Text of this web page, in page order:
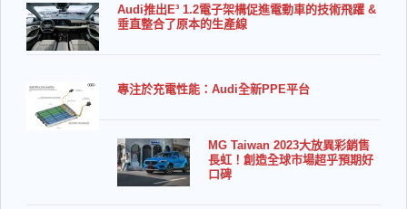
Audi推出E³ 1.2電子架構促進電動車的技術飛躍 &
垂直整合了原本的生產線
專注於充電性能：Audi全新PPE平台
MG Taiwan 2023大放異彩銷售
長虹！創造全球市場超乎預期好
口碑